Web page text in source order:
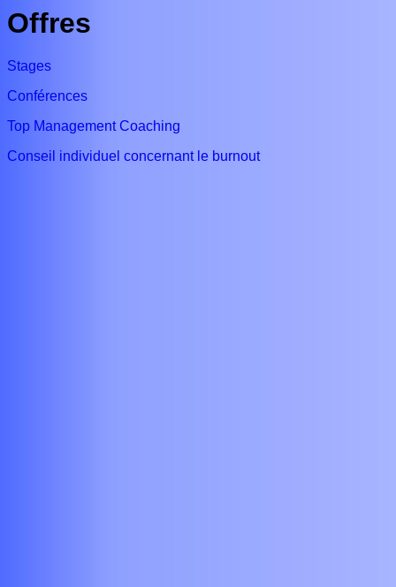
Offres
Stages
Conférences
Top Management Coaching
Conseil individuel concernant le burnout